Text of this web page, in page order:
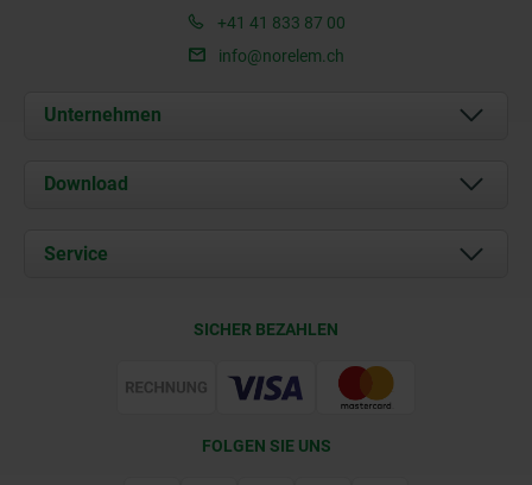
+41 41 833 87 00
info@norelem.ch
Unternehmen
Über uns
Kontakt
Download
Service
SICHER BEZAHLEN
FOLGEN SIE UNS